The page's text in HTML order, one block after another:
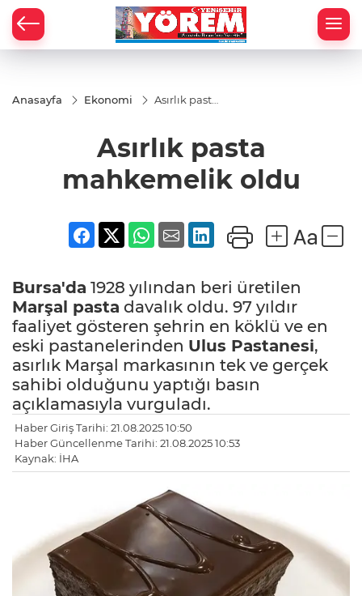
Anasayfa Ekonomi
Asırlık pasta
Asırlık pasta
mahkemelik oldu
Bursa'da 1928 yılından beri üretilen
Marşal pasta davalık oldu. 97 yıldır
faaliyet gösteren şehrin en köklü ve en
eski pastanelerinden Ulus Pastanesi,
asırlık Marşal markasının tek ve gerçek
sahibi olduğunu yaptığı basın
açıklamasıyla vurguladı.
Haber Giriş Tarihi: 21.08.2025 10:50
Haber Güncellenme Tarihi: 21.08.2025 10:53
Kaynak: İHA